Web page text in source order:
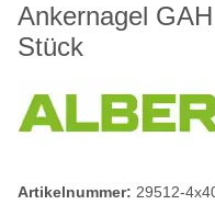
Ankernagel
Stück
Artikelnummer: 29512-